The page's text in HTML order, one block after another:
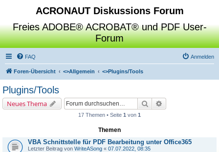
ACRONAUT Diskussions Forum
Freies ADOBE® ACROBAT® und PDF User-
Forum
FAQ Anmelden
Foren-Übersicht <>Allgemein <>Plugins/Tools
Plugins/Tools
Neues Thema Suche
17 Themen • Seite 1 von 1
Themen
VBA Schnittstelle für PDF Bearbeitung unter Office365
Letzter Beitrag von WriteASong « 07.07.2022, 08:35